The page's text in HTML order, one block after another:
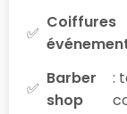
Coiffures
Barber
shop
: